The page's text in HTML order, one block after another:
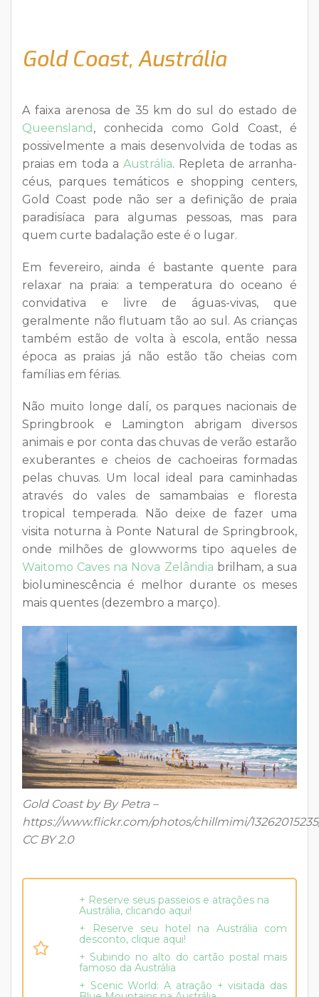
Gold Coast, Austrália
A faixa arenosa de 35 km do sul do estado de
Queensland , conhecida como Gold Coast, é
possivelmente a mais desenvolvida de todas as
praias em toda aAustrália. Repleta de arranha-
céus, parques temáticos e shopping centers,
Gold Coast pode não ser a definição de praia
paradisíaca para algumas pessoas, mas para
quem curte badalação este é o lugar.
Em fevereiro, ainda é bastante quente para
relaxar na praia: a temperatura do oceano é
convidativa e livre de águas-vivas, que
geralmente não flutuam tão ao sul. As crianças
também estão de volta à escola, então nessa
época as praias já não estão tão cheias com
famílias em férias.
Não muito longe dalí, os parques nacionais de
Springbrook e Lamington abrigam diversos
animais e por conta das chuvas de verão estarão
exuberantes e cheios de cachoeiras formadas
pelas chuvas. Um local ideal para caminhadas
através do vales de samambaias e floresta
tropical temperada. Não deixe de fazer uma
visita noturna à Ponte Natural de Springbrook,
onde milhões de glowworms tipo aqueles de
Waitomo Caves na Nova Zelândia brilham, a sua
bioluminescência é melhor durante os meses
mais quentes (dezembro a março).
Gold Coast by By Petra –
https://www.flickr.com/photos/chillmimi/
CC BY 2.0
+ Reserve seus passeios e atrações na
Austrália, clicando aqui!
+ Reserve seu hotel na Austrália com
desconto, clique aqui!
+ Subindo no alto do cartão postal mais
famoso da Austrália
+ Scenic World: A atração + visitada das